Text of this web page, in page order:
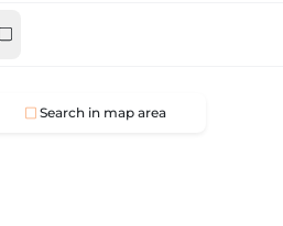
Search in map area